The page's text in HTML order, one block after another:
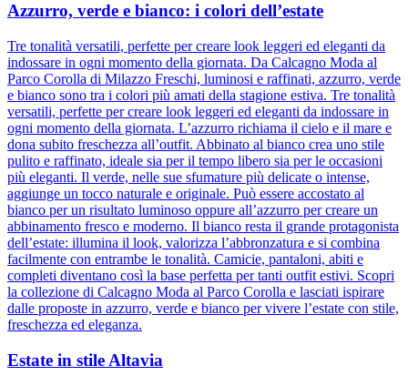
Azzurro, verde e bianco: i colori dell’estate
Tre tonalità versatili, perfette per creare look leggeri ed eleganti da
indossare in ogni momento della giornata. Da Calcagno Moda al
Parco Corolla di Milazzo Freschi, luminosi e raffinati, azzurro, verde
e bianco sono tra i colori più amati della stagione estiva. Tre tonalità
versatili, perfette per creare look leggeri ed eleganti da indossare in
ogni momento della giornata. L’azzurro richiama il cielo e il mare e
dona subito freschezza all’outfit. Abbinato al bianco crea uno stile
pulito e raffinato, ideale sia per il tempo libero sia per le occasioni
più eleganti. Il verde, nelle sue sfumature più delicate o intense,
aggiunge un tocco naturale e originale. Può essere accostato al
bianco per un risultato luminoso oppure all’azzurro per creare un
abbinamento fresco e moderno. Il bianco resta il grande protagonista
dell’estate: illumina il look, valorizza l’abbronzatura e si combina
facilmente con entrambe le tonalità. Camicie, pantaloni, abiti e
completi diventano così la base perfetta per tanti outfit estivi. Scopri
la collezione di Calcagno Moda al Parco Corolla e lasciati ispirare
dalle proposte in azzurro, verde e bianco per vivere l’estate con stile,
freschezza ed eleganza.
Estate in stile Altavia